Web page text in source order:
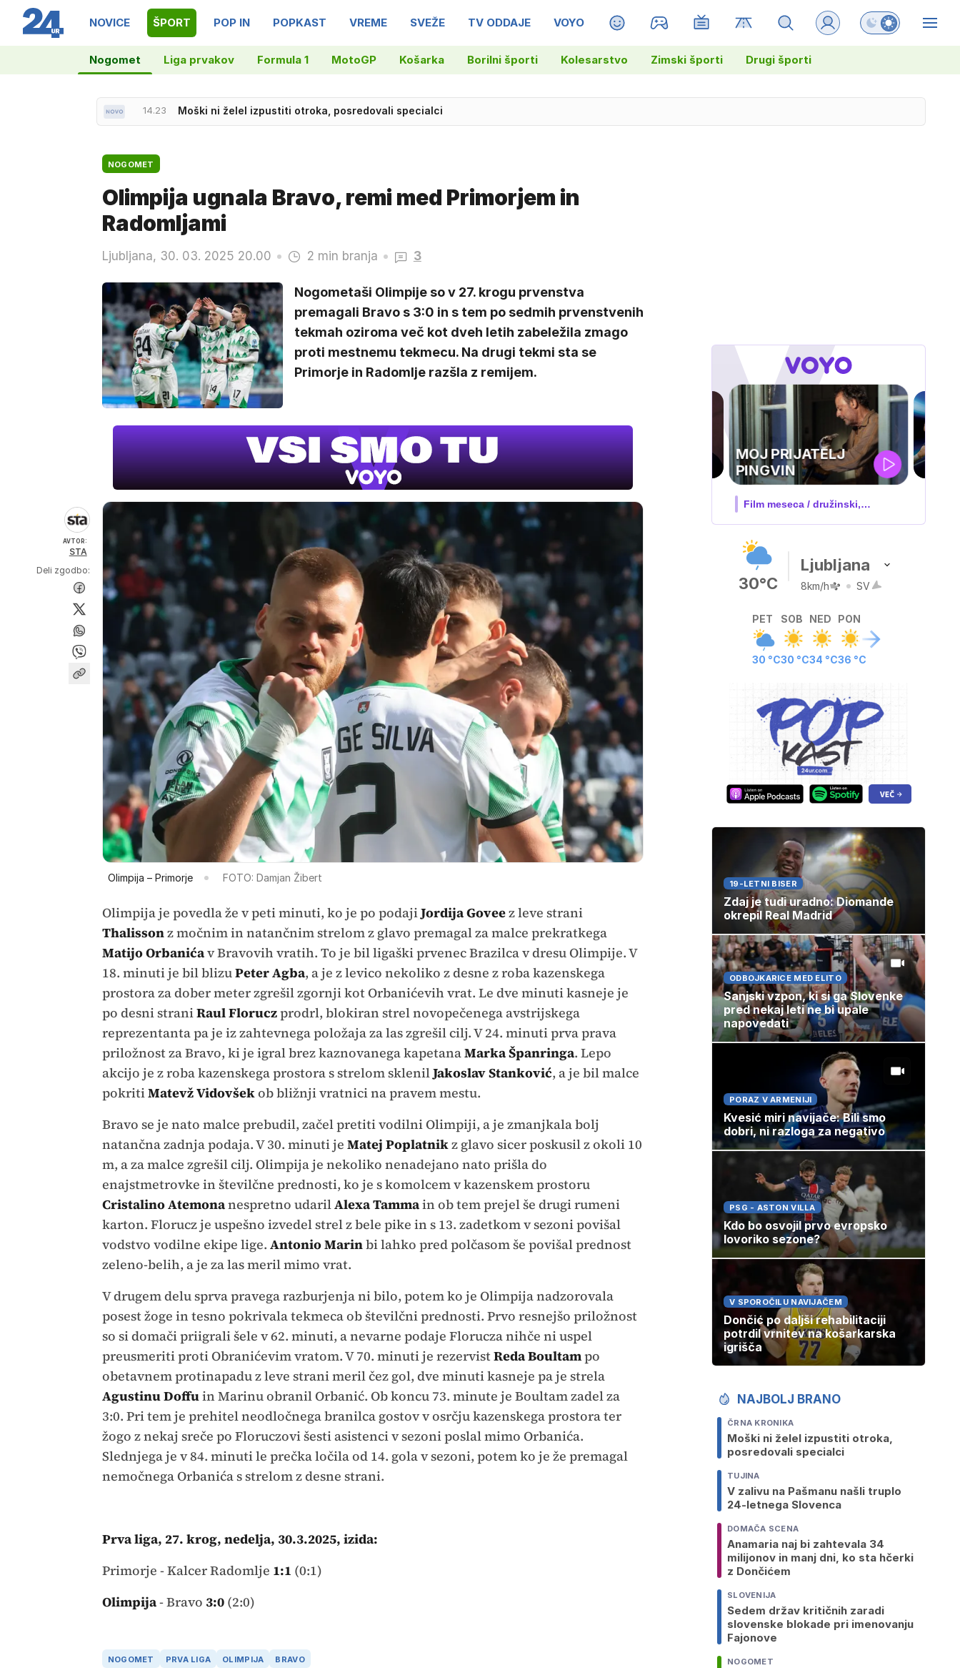
NOVICE ŠPORT POP IN POPKAST VREME SVEŽE TV ODDAJE VOYO MAGAZIN Preklopi barvni
Nogomet Liga prvakov Formula 1 MotoGP Košarka Borilni športi Kolesarstvo Zimski športi Drugi športi
14.23 Moški ni želel izpustiti otroka, posredovali specialci
13.26 Po padcu odstopili trije kolesarji Pogačarjeve ekipe
NOGOMET
Olimpija ugnala Bravo, remi med Primorjem in
Radomljami
Ljubljana, 30. 03. 2025 20.00 2 min branja 3
Nogometaši Olimpije so v 27. krogu prvenstva
premagali Bravo s 3:0 in s tem po sedmih prvenstvenih
tekmah oziroma več kot dveh letih zabeležila zmago
proti mestnemu tekmecu. Na drugi tekmi sta se
Primorje in Radomlje razšla z remijem.
AVTOR:
STA
Deli zgodbo:
Olimpija – Primorje FOTO: Damjan Žibert
Olimpija je povedla že v peti minuti, ko je po podajiJordija Goveez leve strani
Thalissonz močnim in natančnim strelom z glavo premagal za malce prekratkega
Matijo Orbanićav Bravovih vratih. To je bil ligaški prvenec Brazilca v dresu Olimpije. V
18. minuti je bil blizuPeter Agba, a je z levico nekoliko z desne z roba kazenskega
prostora za dober meter zgrešil zgornji kot Orbanićevih vrat. Le dve minuti kasneje je
po desni straniRaul Floruczprodrl, blokiran strel novopečenega avstrijskega
reprezentanta pa je iz zahtevnega položaja za las zgrešil cilj. V 24. minuti prva prava
priložnost za Bravo, ki je igral brez kaznovanega kapetanaMarka Španringa. Lepo
akcijo je z roba kazenskega prostora s strelom sklenilJakoslav Stanković, a je bil malce
pokritiMatevž Vidovšekob bližnji vratnici na pravem mestu.
Bravo se je nato malce prebudil, začel pretiti vodilni Olimpiji, a je zmanjkala bolj
natančna zadnja podaja. V 30. minuti je Matej Poplatnikz glavo sicer poskusil z okoli 10
m, a za malce zgrešil cilj. Olimpija je nekoliko nenadejano nato prišla do
enajstmetrovke in številčne prednosti, ko je s komolcem v kazenskem prostoru
Cristalino Atemonanespretno udarilAlexa Tammain ob tem prejel še drugi rumeni
karton. Florucz je uspešno izvedel strel z bele pike in s 13. zadetkom v sezoni povišal
vodstvo vodilne ekipe lige. Antonio Marinbi lahko pred polčasom še povišal prednost
zeleno-belih, a je za las meril mimo vrat.
V drugem delu sprva pravega razburjenja ni bilo, potem ko je Olimpija nadzorovala
posest žoge in tesno pokrivala tekmeca ob številčni prednosti. Prvo resnejšo priložnost
so si domači priigrali šele v 62. minuti, a nevarne podaje Florucza nihče ni uspel
preusmeriti proti Obranićevim vratom. V 70. minuti je rezervistReda Boultampo
obetavnem protinapadu z leve strani meril čez gol, dve minuti kasneje pa je strela
Agustinu Doffuin Marinu obranil Orbanić. Ob koncu 73. minute je Boultam zadel za
3:0. Pri tem je prehitel neodločnega branilca gostov v osrčju kazenskega prostora ter
žogo z nekaj sreče po Floruczovi šesti asistenci v sezoni poslal mimo Orbanića.
Slednjega je v 84. minuti le prečka ločila od 14. gola v sezoni, potem ko je že premagal
nemočnega Orbanića s strelom z desne strani.
Prva liga, 27. krog, nedelja, 30.3.2025, izida:
Primorje - Kalcer Radomlje 1:1 (0:1)
Olimpija- Bravo 3:0(2:0)
NOGOMET PRVA LIGA OLIMPIJA BRAVO
UEFA
SUPERPOKAL
V živo na VOYO: sreda ob 20.30
30°C
Ljubljana
8km/h SV
PET
30 °C
SOB
30 °C
NED
34 °C
PON
36 °C
19-LETNI BISER
Zdaj je tudi uradno: Diomande
okrepil Real Madrid
ODBOJKARICE MED ELITO
Sanjski vzpon, ki si ga Slovenke
pred nekaj leti ne bi upale
napovedati
PORAZ V ARMENIJI
Kvesić miri navijače: Bili smo
dobri, ni razloga za negativo
PSG - ASTON VILLA
Kdo bo osvojil prvo evropsko
lovoriko sezone?
V SPOROČILU NAVIJAČEM
Dončić po daljši rehabilitaciji
potrdil vrnitev na košarkarska
igrišča
NAJBOLJ BRANO
ČRNA KRONIKA
Moški ni želel izpustiti otroka,
posredovali specialci
TUJINA
V zalivu na Pašmanu našli truplo
24-letnega Slovenca
DOMAČA SCENA
Anamaria naj bi zahtevala 34
milijonov in manj dni, ko sta hčerki
z Dončićem
SLOVENIJA
Sedem držav kritičnih zaradi
slovenske blokade pri imenovanju
Fajonove
NOGOMET